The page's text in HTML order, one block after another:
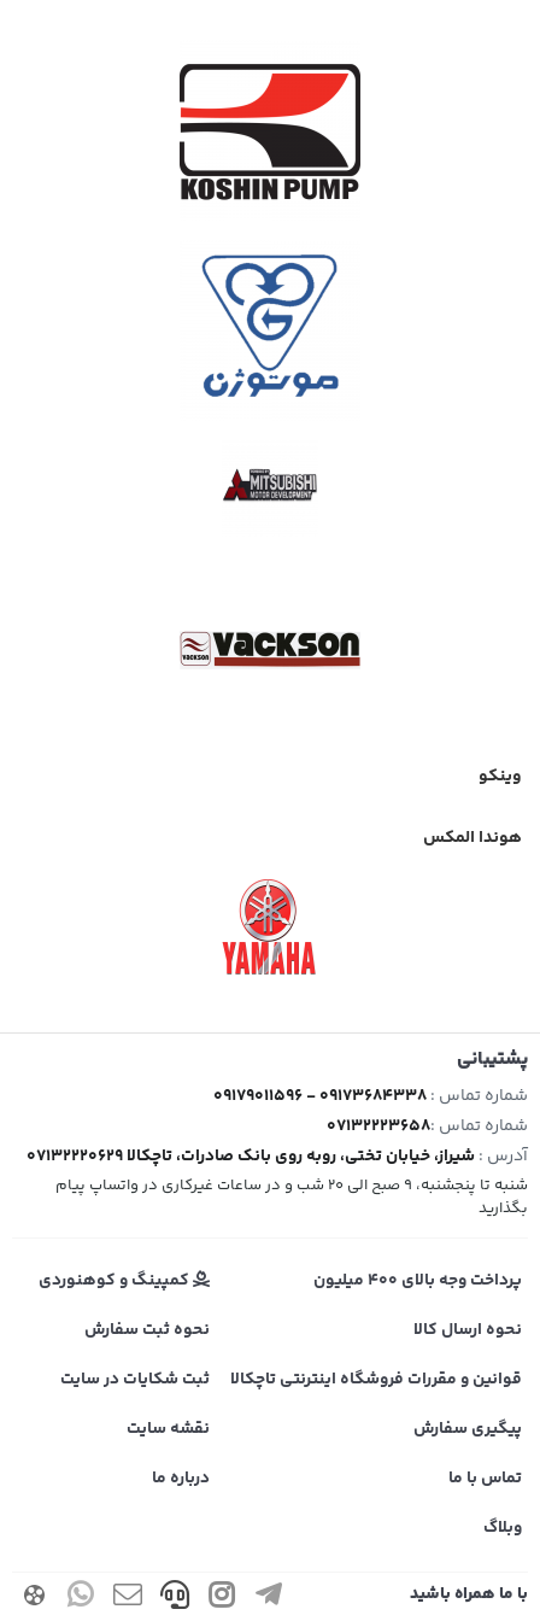
وینکو
هوندا المکس
پشتیبانی
شماره تماس :09179011596 - 09173684338
شماره تماس :07132223658
آدرس :شیراز، خیابان تختی، روبه روی بانک صادرات، تاچکالا 07132220629
شنبه تا پنجشنبه، 9 صبح الی 20 شب و در ساعات غیرکاری در واتساپ پیام
بگذارید
پرداخت وجه بالای 400 میلیون
کمپینگ و کوهنوردی
نحوه ارسال کالا
نحوه ثبت سفارش
قوانین و مقررات فروشگاه اینترنتی تاچکالا
ثبت شکایات در سایت
پیگیری سفارش
نقشه سایت
تماس با ما
درباره ما
وبلاگ
با ما همراه باشید